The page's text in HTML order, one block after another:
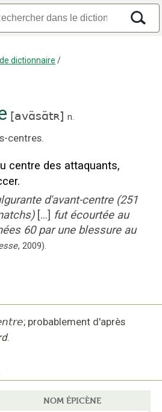
dictionnaire /
[avɑ̃sɑ̃tʀ] n.
centres.
centre des attaquants,
d'avant-centre (251
[...] fut écourtée au
60 par une blessure au
, 2009).
; probablement d'après
.
NOM ÉPICÈNE